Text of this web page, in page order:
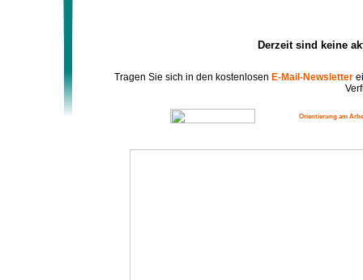
Derzeit sind keine
Tragen Sie sich in den kostenlosen E-Mail-Newsletter
Orientierung am